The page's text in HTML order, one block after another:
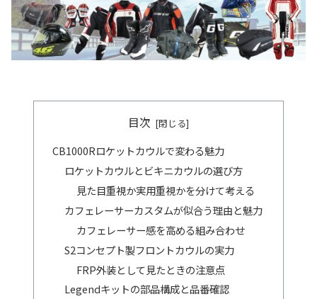
目次
CB1000Rロケットカウルで変わる魅力
ロケットカウルとビキニカウルの選び方
見た目重視か実用重視かを分けて考える
カフェレーサーカスタムが似合う理由と魅力
カフェレーサー感を高める組み合わせ
S2コンセプト製フロントカウルの実力
FRP外装として見たときの注意点
Legendキットの部品構成と品番確認